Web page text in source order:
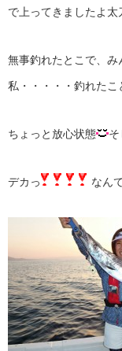
で上ってきましたよ太
無事釣れたとこで、み
私・・・・・釣れた
ちょっと放心状態
デカっ なん